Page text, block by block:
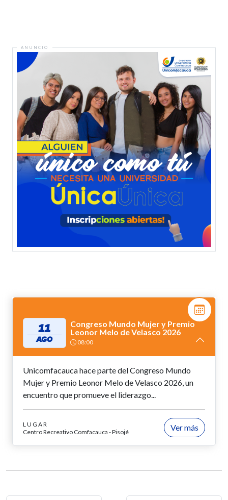
11
AGO
Congreso Mundo Mujer y Premio
Leonor Melo de Velasco 2026
08:00
Unicomfacauca hace parte del Congreso Mundo
Mujer y Premio Leonor Melo de Velasco 2026, un
encuentro que promueve el liderazgo...
LUGAR
Centro Recreativo Comfacauca - Pisojé
Ver más